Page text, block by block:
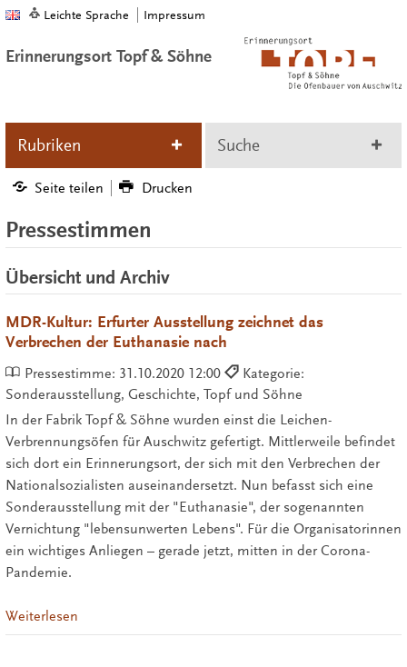
Leichte Sprache Impressum
Erinnerungsort Topf & Söhne
Rubriken Suche
Seite teilen Drucken
Pressestimmen
Übersicht und Archiv
MDR-Kultur: Erfurter Ausstellung zeichnet das
Verbrechen der Euthanasie nach
Pressestimme: 31.10.2020 12:00
Kategorie:
Sonderausstellung, Geschichte, Topf und Söhne
In der Fabrik Topf & Söhne wurden einst die Leichen-
Verbrennungsöfen für Auschwitz gefertigt. Mittlerweile befindet
sich dort ein Erinnerungsort, der sich mit den Verbrechen der
Nationalsozialisten auseinandersetzt. Nun befasst sich eine
Sonderausstellung mit der "Euthanasie", der sogenannten
Vernichtung "lebensunwerten Lebens". Für die Organisatorinnen
ein wichtiges Anliegen – gerade jetzt, mitten in der Corona-
Pandemie.
Weiterlesen